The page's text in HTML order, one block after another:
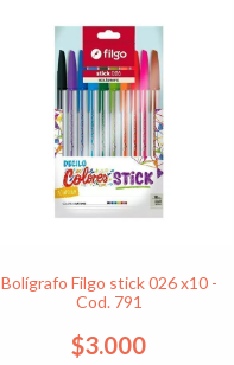
Bolígrafo Filgo stick 026 x10 -
Cod. 791
$3.000